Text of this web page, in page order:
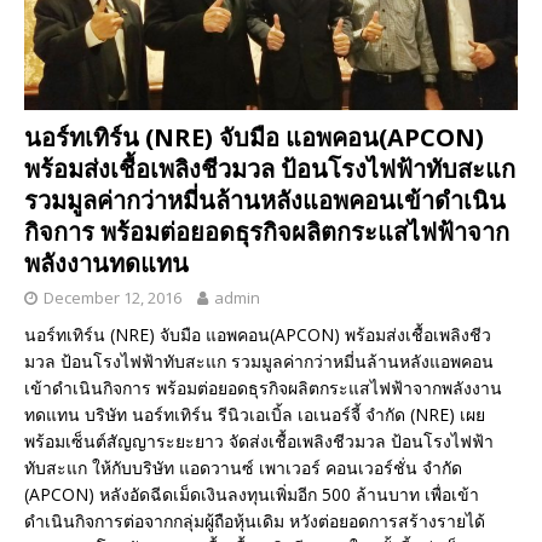
นอร์ทเทิร์น (NRE) จับมือ แอพคอน(APCON)
พร้อมส่งเชื้อเพลิงชีวมวล ป้อนโรงไฟฟ้าทับสะแก
รวมมูลค่ากว่าหมี่นล้านหลังแอพคอนเข้าดำเนิน
กิจการ พร้อมต่อยอดธุรกิจผลิตกระแสไฟฟ้าจาก
พลังงานทดแทน
December 12, 2016 admin
นอร์ทเทิร์น (NRE) จับมือ แอพคอน(APCON) พร้อมส่งเชื้อเพลิงชีว
มวล ป้อนโรงไฟฟ้าทับสะแก รวมมูลค่ากว่าหมี่นล้านหลังแอพคอน
เข้าดำเนินกิจการ พร้อมต่อยอดธุรกิจผลิตกระแสไฟฟ้าจากพลังงาน
ทดแทน บริษัท นอร์ทเทิร์น รีนิวเอเบิ้ล เอเนอร์จี้ จำกัด (NRE) เผย
พร้อมเซ็นต์สัญญาระยะยาว จัดส่งเชื้อเพลิงชีวมวล ป้อนโรงไฟฟ้า
ทับสะแก ให้กับบริษัท แอดวานซ์ เพาเวอร์ คอนเวอร์ชั่น จำกัด
(APCON) หลังอัดฉีดเม็ดเงินลงทุนเพิ่มอีก 500 ล้านบาท เพื่อเข้า
ดำเนินกิจการต่อจากกลุ่มผู้ถือหุ้นเดิม หวังต่อยอดการสร้างรายได้